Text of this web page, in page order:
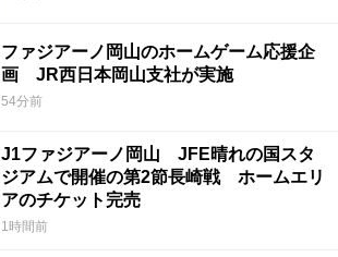
ファジアーノ岡山のホームゲーム応援企
画 JR西日本岡山支社が実施
54分前
J1ファジアーノ岡山 JFE晴れの国スタ
ジアムで開催の第2節長崎戦 ホームエリ
アのチケット完売
1時間前